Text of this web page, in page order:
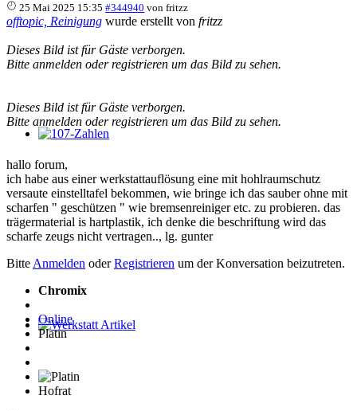
Werkstatt Artikel
25 Mai 2025 15:35 #344940 vonfritzz
offtopic, Reinigung wurde erstellt von fritzz
Dieses Bild ist für Gäste verborgen.
Bitte anmelden oder registrieren um das Bild zu sehen.
Dieses Bild ist für Gäste verborgen.
Bitte anmelden oder registrieren um das Bild zu sehen.
hallo forum,
ich habe aus einer werkstattauflösung eine mit hohlraumschutz
versaute einstelltafel bekommen, wie bringe ich das sauber ohne mit
scharfen " geschützen " wie bremsenreiniger etc. zu probieren. das
trägermaterial is hartplastik, ich denke die beschriftung wird das
scharfe zeugs nicht vertragen.., lg. gunter
Bitte Anmelden oderRegistrieren um der Konversation beizutreten.
Chromix
Online
Platin
Hofrat